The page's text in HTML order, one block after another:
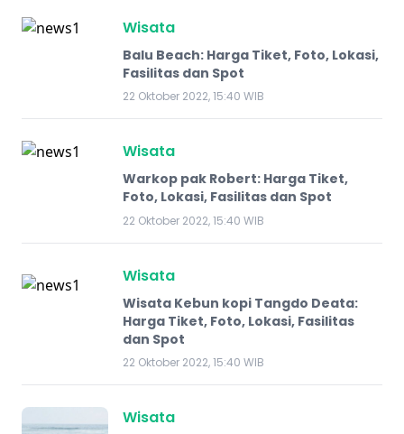
Wisata
Balu Beach: Harga Tiket, Foto, Lokasi,
Fasilitas dan Spot
22 Oktober 2022, 15:40 WIB
Wisata
Warkop pak Robert: Harga Tiket,
Foto, Lokasi, Fasilitas dan Spot
22 Oktober 2022, 15:40 WIB
Wisata
Wisata Kebun kopi Tangdo Deata:
Harga Tiket, Foto, Lokasi, Fasilitas
dan Spot
22 Oktober 2022, 15:40 WIB
Wisata